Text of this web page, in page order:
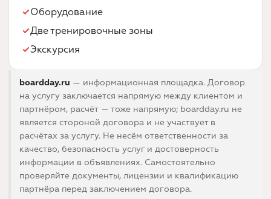
Оборудование
Две тренировочные зоны
Экскурсия
boardday.ru — информационная площадка. Договор
на услугу заключается напрямую между клиентом и
партнёром, расчёт — тоже напрямую; boardday.ru не
является стороной договора и не участвует в
расчётах за услугу. Не несём ответственности за
качество, безопасность услуг и достоверность
информации в объявлениях. Самостоятельно
проверяйте документы, лицензии и квалификацию
партнёра перед заключением договора.